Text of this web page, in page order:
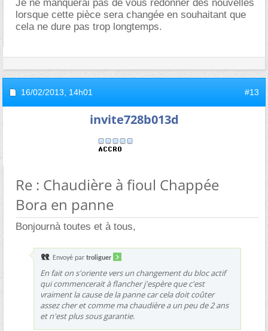
Je ne manquerai pas de vous redonner des nouvelles
lorsque cette pièce sera changée en souhaitant que
cela ne dure pas trop longtemps.
16/02/2013, 14h01 #13
invite728b013d
Re : Chaudière à fioul Chappée
Bora en panne
Bonjournà toutes et à tous,
Envoyé par troliguer
En fait on s'oriente vers un changement du bloc actif
qui commencerait à flancher j'espère que c'est
vraiment la cause de la panne car cela doit coûter
assez cher et comme ma chaudière a un peu de 2 ans
et n'est plus sous garantie.